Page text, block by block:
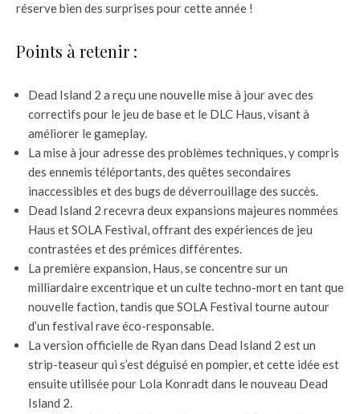
réserve bien des surprises pour cette année !
Points à retenir :
Dead Island 2 a reçu une nouvelle mise à jour avec des
correctifs pour le jeu de base et le DLC Haus, visant à
améliorer le gameplay.
La mise à jour adresse des problèmes techniques, y compris
des ennemis téléportants, des quêtes secondaires
inaccessibles et des bugs de déverrouillage des succès.
Dead Island 2 recevra deux expansions majeures nommées
Haus et SOLA Festival, offrant des expériences de jeu
contrastées et des prémices différentes.
La première expansion, Haus, se concentre sur un
milliardaire excentrique et un culte techno-mort en tant que
nouvelle faction, tandis que SOLA Festival tourne autour
d’un festival rave éco-responsable.
La version officielle de Ryan dans Dead Island 2 est un
strip-teaseur qui s’est déguisé en pompier, et cette idée est
ensuite utilisée pour Lola Konradt dans le nouveau Dead
Island 2.